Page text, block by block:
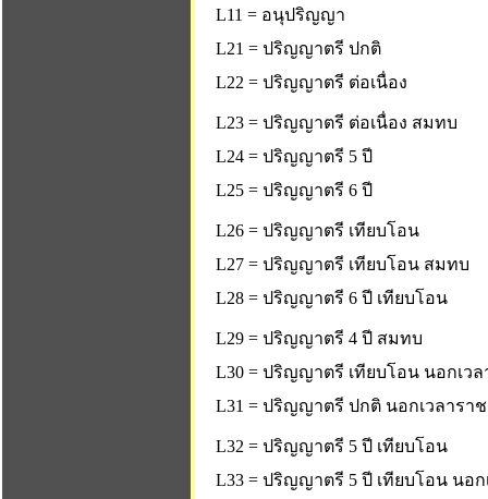
L11 = อนุปริญญา
L21 = ปริญญาตรี ปกติ
L22 = ปริญญาตรี ต่อเนื่อง
L23 = ปริญญาตรี ต่อเนื่อง สมทบ
L24 = ปริญญาตรี 5 ปี
L25 = ปริญญาตรี 6 ปี
L26 = ปริญญาตรี เทียบโอน
L27 = ปริญญาตรี เทียบโอน สมทบ
L28 = ปริญญาตรี 6 ปี เทียบโอน
L29 = ปริญญาตรี 4 ปี สมทบ
L30 = ปริญญาตรี เทียบโอน นอกเวล
L31 = ปริญญาตรี ปกติ นอกเวลารา
L32 = ปริญญาตรี 5 ปี เทียบโอน
L33 = ปริญญาตรี 5 ปี เทียบโอน นอก